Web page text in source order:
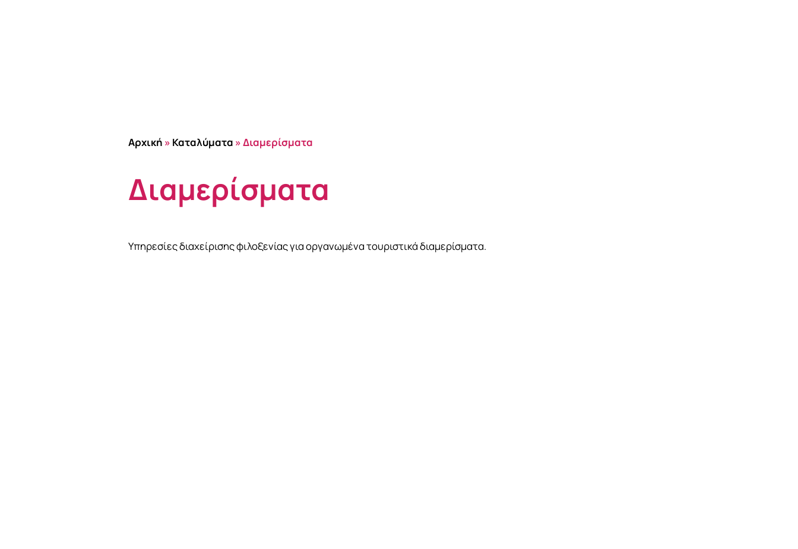
Αρχική » Καταλύματα »Διαμερίσματα
Διαμερίσματα
Υπηρεσίες διαχείρισης φιλοξενίας για οργανωμένα τουριστικά διαμερίσματα.